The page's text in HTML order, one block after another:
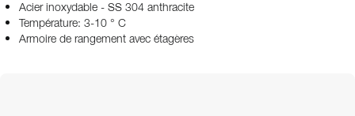
Acier inoxydable - SS 304 anthracite
Température: 3-10 ° C
Armoire de rangement avec étagères